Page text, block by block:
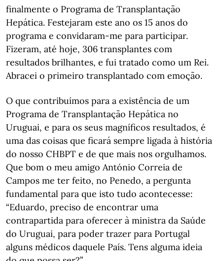
finalmente o Programa de Transplantação
Hepática. Festejaram este ano os 15 anos do
programa e convidaram-me para participar.
Fizeram, até hoje, 306 transplantes com
resultados brilhantes, e fui tratado como um Rei.
Abracei o primeiro transplantado com emoção.
O que contribuímos para a existência de um
Programa de Transplantação Hepática no
Uruguai, e para os seus magníficos resultados, é
uma das coisas que ficará sempre ligada à história
do nosso CHBPT e de que mais nos orgulhamos.
Que bom o meu amigo António Correia de
Campos me ter feito, no Penedo, a pergunta
fundamental para que isto tudo acontecesse:
“Eduardo, preciso de encontrar uma
contrapartida para oferecer à ministra da Saúde
do Uruguai, para poder trazer para Portugal
alguns médicos daquele País. Tens alguma ideia